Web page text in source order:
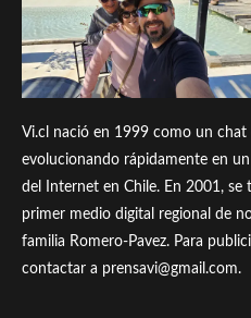
Vi.cl nació en 1999 como un chat
evolucionando rápidamente en
del Internet en Chile. En 2001,
primer medio digital regional de
familia Romero-Pavez. Para
contactar a prensavi@gmail.com.